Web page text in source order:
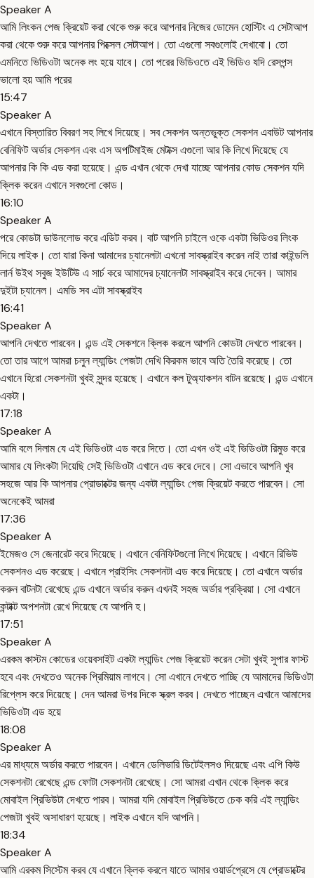
Speaker A
আমি লিংকন পেজ ক্রিয়েট করা থেকে শুরু করে আপনার নিজের ডোমেন হোস্টিং এ সেটাআপ
করা থেকে শুরু করে আপনার পিক্সেল সেটাআপ। তো এগুলো সবগুলোই দেখাবো। তো
এমনিতে ভিডিওটা অনেক লং হয়ে যাবে। তো পরের ভিডিওতে এই ভিডিও যদি রেসপন্স
ভালো হয় আমি পরের
15:47
Speaker A
এখানে বিস্তারিত বিবরণ সহ লিখে দিয়েছে। সব সেকশন অন্তভুক্ত সেকশন এবাউট আপনার
বেনিফিট অর্ডার সেকশন এবং এস অপটিমাইজ মেটাক্স এগুলো আর কি লিখে দিয়েছে যে
আপনার কি কি এড করা হয়েছে। এন্ড এখান থেকে দেখা যাচ্ছে আপনার কোড সেকশন যদি
ক্লিক করেন এখানে সবগুলো কোড।
16:10
Speaker A
পরে কোডটা ডাউনলোড করে এডিট করব। বাট আপনি চাইলে ওকে একটা ভিডিওর লিংক
দিয়ে লাইক। তো যারা কিনা আমাদের চ্যানেলটা এখনো সাবস্ক্রাইব করেন নাই তারা কাইন্ডলি
লার্ন উইথ সবুজ ইউটিউ এ সার্চ করে আমাদের চ্যানেলটা সাবস্ক্রাইব করে দেবেন। আমার
দুইটা চ্যানেল। এমডি সব এটা সাবস্ক্রাইব
16:41
Speaker A
আপনি দেখতে পারবেন। এন্ড এই সেকশনে ক্লিক করলে আপনি কোডটা দেখতে পারবেন।
তো তার আগে আমরা চলুন ল্যান্ডিং পেজটা দেখি কিরকম ভাবে অতি তৈরি করেছে। তো
এখানে হিরো সেকশনটা খুবই সুন্দর হয়েছে। এখানে কল টুঅ্যাকশন বাটন রয়েছে। এন্ড এখানে
একটা।
17:18
Speaker A
আমি বলে দিলাম যে এই ভিডিওটা এড করে দিতে। তো এখন ওই এই ভিডিওটা রিমুভ করে
আমার যে লিংকটা দিয়েছি সেই ভিডিওটা এখানে এড করে দেবে। সো এভাবে আপনি খুব
সহজে আর কি আপনার প্রোডাক্টের জন্য একটা ল্যান্ডিং পেজ ক্রিয়েট করতে পারবেন। সো
অনেকেই আমরা
17:36
Speaker A
ইমেজও সে জেনারেট করে দিয়েছে। এখানে বেনিফিটগুলো লিখে দিয়েছে। এখানে রিভিউ
সেকশনও এড করেছে। এখানে প্রাইসিং সেকশনটা এড করে দিয়েছে। তো এখানে অর্ডার
করুন বাটনটা রেখেছে এন্ড এখানে অর্ডার করুন এখনই সহজ অর্ডার প্রক্রিয়া। সো এখানে
কন্টাক্ট অপশনটা রেখে দিয়েছে যে আপনি হ।
17:51
Speaker A
এরকম কাস্টম কোডের ওয়েবসাইট একটা ল্যান্ডিং পেজ ক্রিয়েট করেন সেটা খুবই সুপার ফাস্ট
হবে এবং দেখতেও অনেক প্রিমিয়াম লাগবে। সো এখানে দেখতে পাচ্ছি যে আমাদের ভিডিওটা
রিপ্লেস করে দিয়েছে। দেন আমরা উপর দিকে স্ক্রল করব। দেখতে পাচ্ছেন এখানে আমাদের
ভিডিওটা এড হয়ে
18:08
Speaker A
এর মাধ্যমে অর্ডার করতে পারবেন। এখানে ডেলিভারি ডিটেইলসও দিয়েছে এবং এপি কিউ
সেকশনটা রেখেছে এন্ড ফোটা সেকশনটা রেখেছে। সো আমরা এখান থেকে ক্লিক করে
মোবাইল প্রিভিউটা দেখতে পারব। আমরা যদি মোবাইল প্রিভিউতে চেক করি এই ল্যান্ডিং
পেজটা খুবই অসাধারণ হয়েছে। লাইক এখানে যদি আপনি।
18:34
Speaker A
আমি এরকম সিস্টেম করব যে এখানে ক্লিক করলে যাতে আমার ওয়ার্ডপ্রেসে যে প্রোডাক্টের